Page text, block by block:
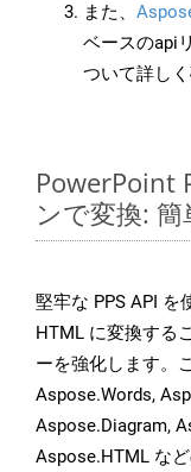
また、
ベースのapi
ついて詳し
PowerPoint
ンで変換:
堅牢な PPS API を
HTML に変換する
ーを強化します。
Aspose.Words,
Aspose.Diagram,
Aspose.HTML な